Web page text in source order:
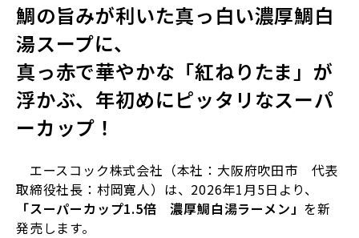
鯛の旨みが利いた真っ白い濃厚鯛白
湯スープに、
真っ赤で華やかな「紅ねりたま」が
浮かぶ、年初めにピッタリなスーパ
ーカップ！
エースコック株式会社（本社：大阪府吹田市 代表
取締役社長：村岡寛人）は、 2026年1月5日より、
「スーパーカップ1.5倍 濃厚鯛白湯ラーメン」 を新
発売します。